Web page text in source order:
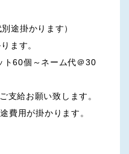
途掛かります）
ます。
ト60個～ネーム代＠30
給お願い致します。
費用が掛かります。